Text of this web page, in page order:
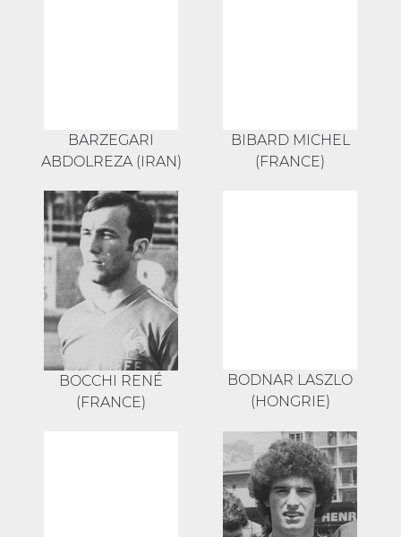
BARZEGARI
ABDOLREZA (IRAN)
BIBARD MICHEL
(FRANCE)
BOCCHI RENÉ
(FRANCE)
BODNAR LASZLO
(HONGRIE)